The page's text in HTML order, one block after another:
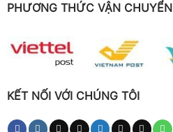
PHƯƠNG THỨC VẬN CHUYỂN
KẾT NỐI VỚI CHÚNG TÔI